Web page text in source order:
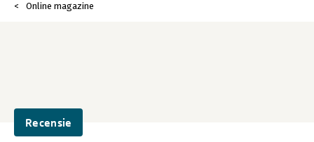
Online magazine
Recensie